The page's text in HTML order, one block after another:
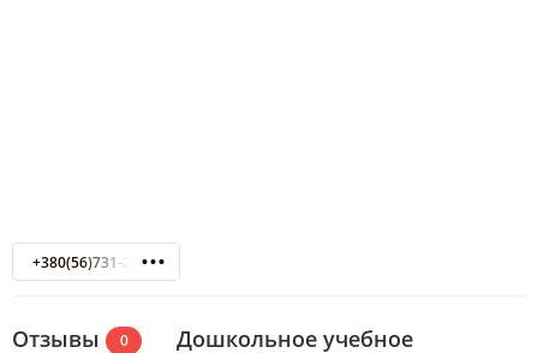
+380(56)731-29-40
Отзывы 0 Дошкольное учебное